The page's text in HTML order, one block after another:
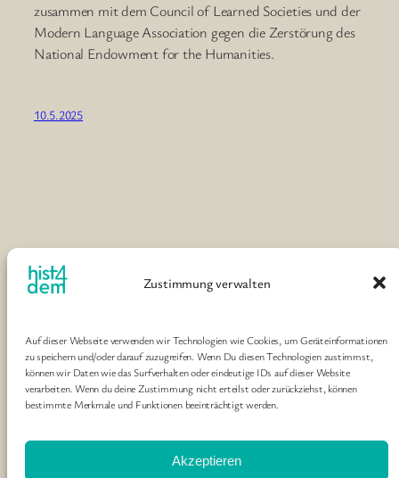
Zustimmung verwalten
Auf dieser Webseite verwenden wir Technologien wie Cookies, um Geräteinformationen
zu speichern und/oder darauf zuzugreifen. Wenn Du diesen Technologien zustimmst,
können wir Daten wie das Surfverhalten oder eindeutige IDs auf dieser Website
verarbeiten. Wenn du deine Zustimmung nicht erteilst oder zurückziehst, können
bestimmte Merkmale und Funktionen beeinträchtigt werden.
Akzeptieren
zusammen mit dem Council of Learned Societies und der
Modern Language Association gegen die Zerstörung des
National Endowment for the Humanities.
10.5.2025
Historiker*innen für eine demokratische
Gruppe von Historiker*innen und historisch
arbeitenden Menschen, die das Ziel haben, durch
und zu bewahren